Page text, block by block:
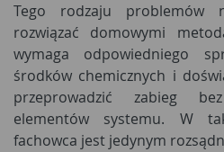
Tego rodzaju problemów
rozwiązać domowymi
wymaga odpowiedniego
środków chemicznych i
przeprowadzić zabieg
elementów systemu. W
fachowca jest jedynym